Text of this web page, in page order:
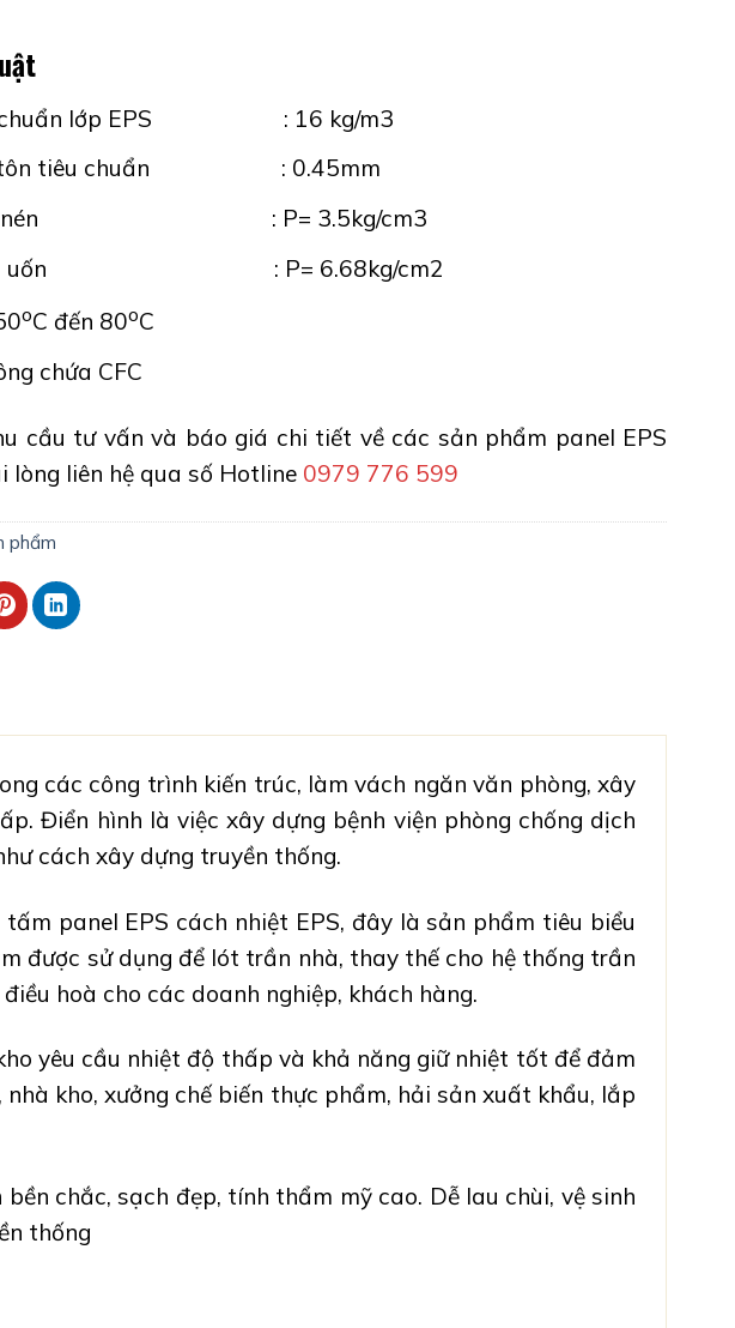
chuẩn lớp EPS : 16 kg/m3
tôn tiêu chuẩn : 0.45mm
kéo nén : P= 3.5kg/cm3
chịu uốn : P= 6.68kg/cm2
oC đến 80oC
chứa CFC
cầu tư vấn và báo giá chi tiết về các sản phẩm panel EPS
lòng liên hệ qua số Hotline 0979 776 599
phẩm
các công trình kiến trúc, làm vách ngăn văn phòng,xây
. Điển hình là việcxây dựng bệnh viện phòng chống dịch
cách xây dựng truyền thống.
tấm panel EPS cách nhiệt EPS, đây là sản phẩm tiêu biểu
được sử dụng để lót trần nhà, thay thế cho hệ thống trần
hoà cho các doanh nghiệp, khách hàng.
yêu cầu nhiệt độ thấp và khả năng giữ nhiệt tốt để đảm
kho, xưởng chế biến thực phẩm, hải sản xuất khẩu, lắp
bền chắc, sạch đẹp, tính thẩm mỹ cao. Dễ lau chùi, vệ sinh
thống